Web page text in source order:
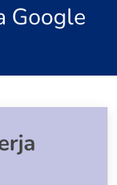
Google